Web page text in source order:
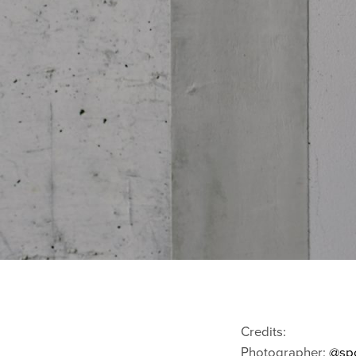
Credits:
Photographer: